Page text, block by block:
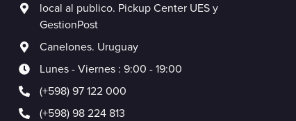
local al publico. Pickup Center UES y
GestionPost
Canelones. Uruguay
Lunes - Viernes : 9:00 - 19:00
(+598) 97 122 000
(+598) 98 224 813